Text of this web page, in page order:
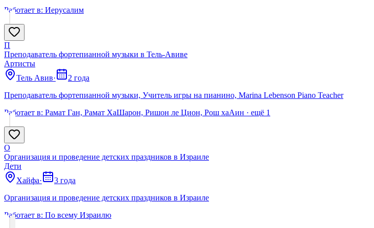
Работает в: Иерусалим
П
Преподаватель фортепианной музыки в Тель-Авиве
Артисты
Тель Авив·
2 года
Преподаватель фортепианной музыки, Учитель игры на пианино, Marina Lebenson Piano Teacher
Работает в: Рамат Ган, Рамат ХаШарон, Ришон ле Цион, Рош хаАин · ещё 1
О
Организация и проведение детских праздников в Израиле
Дети
Хайфа·
3 года
Организация и проведение детских праздников в Израиле
Работает в: По всему Израилю